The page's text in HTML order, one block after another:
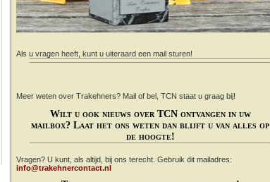
Als u vragen heeft, kunt u uiteraard een mail sturen!
Meer weten over Trakehners? Mail of bel, TCN staat u graag bij!
Wilt u ook nieuws over TCN ontvangen in uw
mailbox? Laat het ons weten dan blijft u van alles op
de hoogte!
Vragen? U kunt, als altijd, bij ons terecht. Gebruik dit mailadres:
info@trakehnercontact.nl